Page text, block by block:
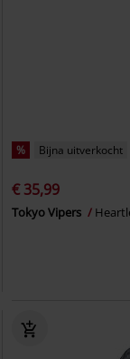
% Bijna uitverkocht
€ 35,99
Tokyo Vipers